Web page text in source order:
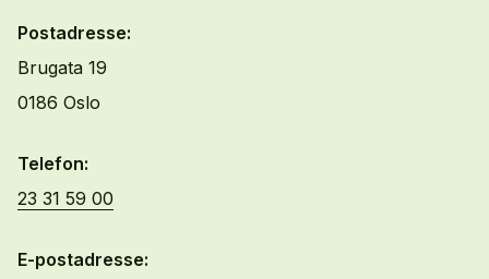
Postadresse:
Brugata 19
0186 Oslo
Telefon:
23 31 59 00
E-postadresse: